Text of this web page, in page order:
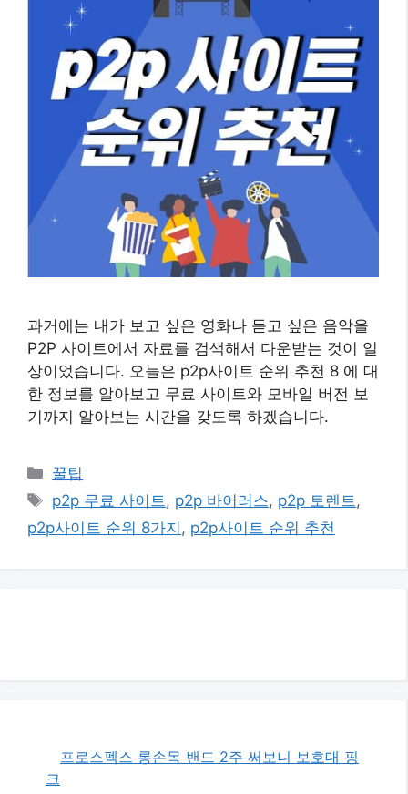
과거에는 내가 보고 싶은 영화나 듣고 싶은 음악을
P2P 사이트에서 자료를 검색해서 다운받는 것이 일
상이었습니다. 오늘은 p2p사이트 순위 추천 8 에 대
한 정보를 알아보고 무료 사이트와 모바일 버전 보
기까지 알아보는 시간을 갖도록 하겠습니다.
카
테
고
리
꿀팁
태
그
p2p 무료 사이트 , p2p 바이러스, p2p 토렌트 ,
p2p사이트 순위 8가지 , p2p사이트 순위 추천
프로스펙스 롱손목 밴드 2주 써보니 보호대 핑
크